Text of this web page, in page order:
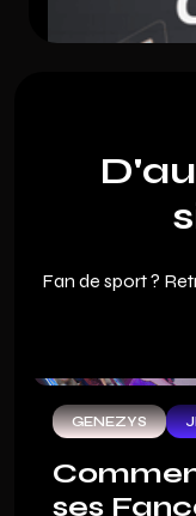
Fan de sport ?
GENEZYS
ses